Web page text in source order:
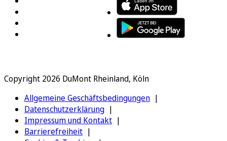
Copyright 2026 DuMont Rheinland, Köln
Allgemeine Geschäftsbedingungen
Datenschutzerklärung
Impressum und Kontakt
Barrierefreiheit